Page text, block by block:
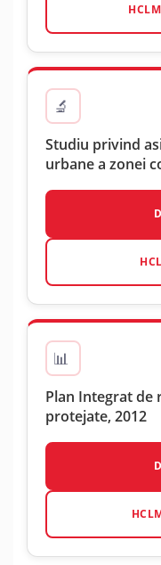
Studiu privind
urbane a zonei
Plan Integrat de
protejate, 2012